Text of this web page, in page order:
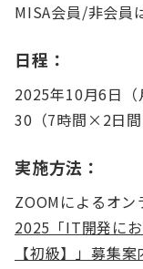
MISA会員/非会員
日程：
2025年10月6日（
30（7時間×2日間
実施方法：
ZOOMによるオ
2025「IT開発に
【初級】」募集案